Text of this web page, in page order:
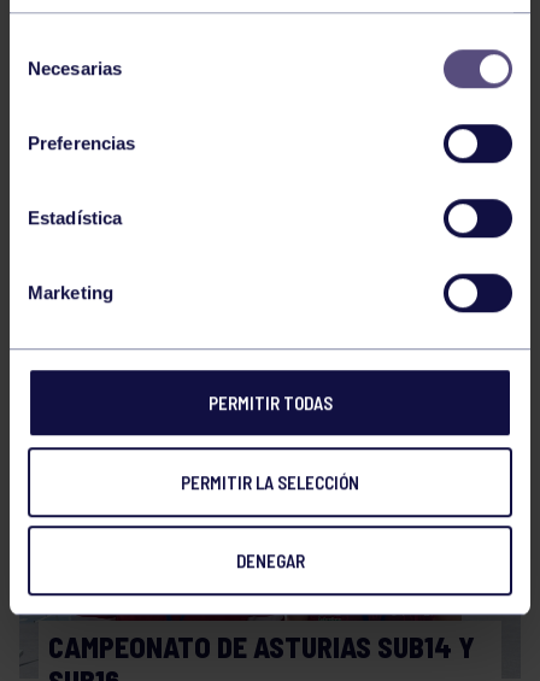
Necesarias
Preferencias
Estadística
Marketing
PERMITIR TODAS
PERMITIR LA SELECCIÓN
DENEGAR
NOTICIAS RELACIONADAS
CAMPEONATO DE ASTURIAS SUB23 Y
ABSOLUTO
Atletismo 25 May 2026
CAMPEONATO DE ASTURIAS SUB14 Y